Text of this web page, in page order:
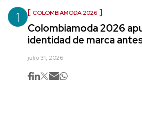
1 COLOMBIAMODA 2026
Colombiamoda 2026
identidad de marca
julio 31, 2026